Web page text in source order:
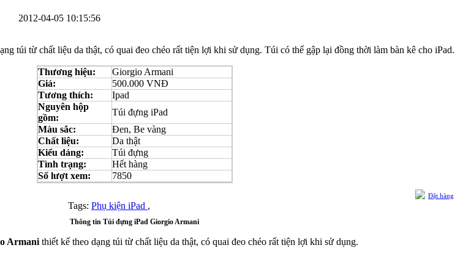
Galaxy S3 Mini i8190 Flip Cover...
HTC One M7 Nillkin
2012-04-05 10:15:56
túi từ chất liệu da thật, có quai đeo chéo rất tiện lợi khi sử dụng. Túi có thể gập lại đồng thời làm bàn kê cho iPad.
Thương hiệu:
Giorgio Armani
Giá:
500.000 VNĐ
Tương thích:
Ipad
Nguyên hộp
gồm:
Túi đựng iPad
Màu sắc:
Đen, Be vàng
Chất liệu:
Da thật
Kiểu dáng:
Túi đựng
Tình trạng:
Hết hàng
Số lượt xem:
7850
Đặt hàng
Tags: Phụ kiện iPad ,
Thông tin Túi đựng iPad Giorgio Armani
Armani thiết kế theo dạng túi từ chất liệu da thật, có quai đeo chéo rất tiện lợi khi sử dụng.